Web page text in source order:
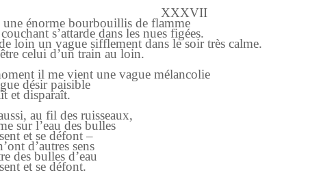
XXXVII
une énorme bourbouillis de flamme
s’attarde dans les nues figées.
loin un vague sifflement dans le soir très calme.
celui d’un train au loin.
il me vient une vague mélancolie
désir paisible
et disparaît.
au fil des ruisseaux,
sur l’eau des bulles
et se défont –
d’autres sens
des bulles d’eau
et se défont.